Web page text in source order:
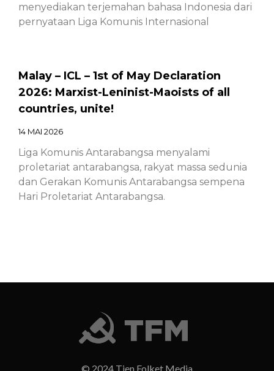
menyediakan terjemahan bahasa Indonesia dari
pernyataan Liga Komunis Internasional
Malay – ICL – 1st of May Declaration
2026: Marxist-Leninist-Maoists of all
countries, unite!
14 MAI 2026
Liga Komunis Antarabangsa menyalami
proletariat antarabangsa, rakyat massa sedunia
dan Gerakan Komunis Antarabangsa sempena
Hari Proletariat Antarabangsa.
countries, unite!
Chinese – ICL – 1st of May Declaration 2026:
Marxist-Leninist-Maoists of all countries, unite!
© 2024 Tjen Folket Media